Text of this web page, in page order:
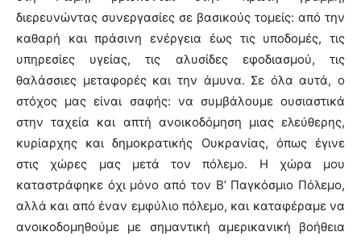
διερευνώντας συνεργασίες σε βασικούς τομείς: από την
καθαρή και πράσινη ενέργεια έως τις υποδομές, τις
υπηρεσίες υγείας, τις αλυσίδες εφοδιασμού, τις
θαλάσσιες μεταφορές και την άμυνα. Σε όλα αυτά, ο
στόχος μας είναι σαφής: να συμβάλουμε ουσιαστικά
στην ταχεία και απτή ανοικοδόμηση μιας ελεύθερης,
κυρίαρχης και δημοκρατικής Ουκρανίας, όπως έγινε
στις χώρες μας μετά τον πόλεμο. Η χώρα μου
καταστράφηκε όχι μόνο από τον Β’ Παγκόσμιο Πόλεμο,
αλλά και από έναν εμφύλιο πόλεμο, και καταφέραμε να
ανοικοδομηθούμε με σημαντική αμερικανική βοήθεια